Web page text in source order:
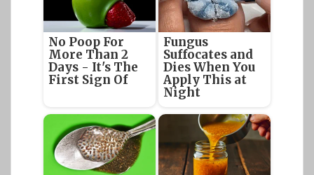
No Poop For
More Than 2
Days - It's The
First Sign Of
Fungus
Suffocates and
Dies When You
Apply This at
Night